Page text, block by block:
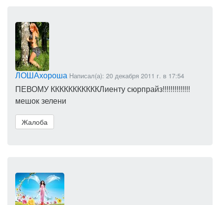
ЛОШАхороша Написал(а): 20 декабря 2011 г. в 17:54
ПЕВОМУ КККККККККККЛиенту сюрпрайз!!!!!!!!!!!!!!
мешок зелени
Жалоба